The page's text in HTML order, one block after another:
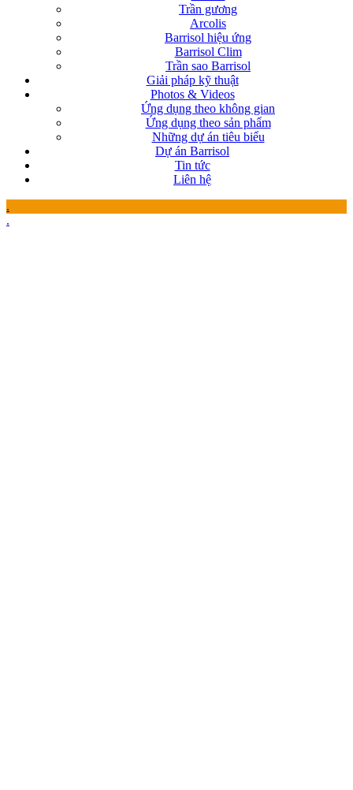
Trần gương
Arcolis
Barrisol hiệu ứng
Barrisol Clim
Trần sao Barrisol
Giải pháp kỹ thuật
Photos & Videos
Ứng dụng theo không gian
Ứng dụng theo sản phẩm
Những dự án tiêu biểu
Dự án Barrisol
Tin tức
Liên hệ
.
.